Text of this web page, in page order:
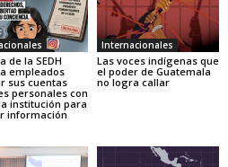
de la SEDH
empleados
sus cuentas
personales con
institución para
información
Internacionales
Las voces indígenas que
el poder de Guatemala
no logra callar